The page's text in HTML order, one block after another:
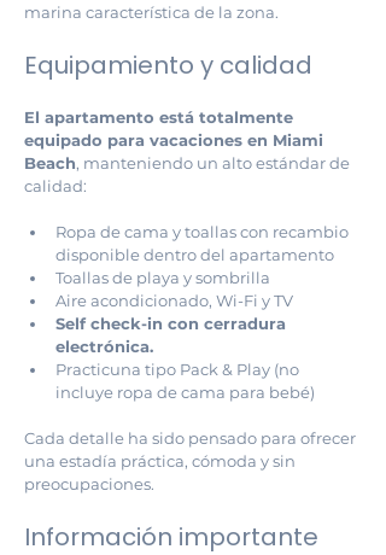
marina característica de la zona.
Equipamiento y calidad
El apartamento está totalmente
equipado para vacaciones en Miami
Beach, manteniendo un alto estándar de
calidad:
Ropa de cama y toallas con recambio
disponible dentro del apartamento
Toallas de playa y sombrilla
Aire acondicionado, Wi-Fi y TV
Self check-in con cerradura
electrónica.
Practicuna tipo Pack & Play (no
incluye ropa de cama para bebé)
Cada detalle ha sido pensado para ofrecer
una estadía práctica, cómoda y sin
preocupaciones.
Información importante